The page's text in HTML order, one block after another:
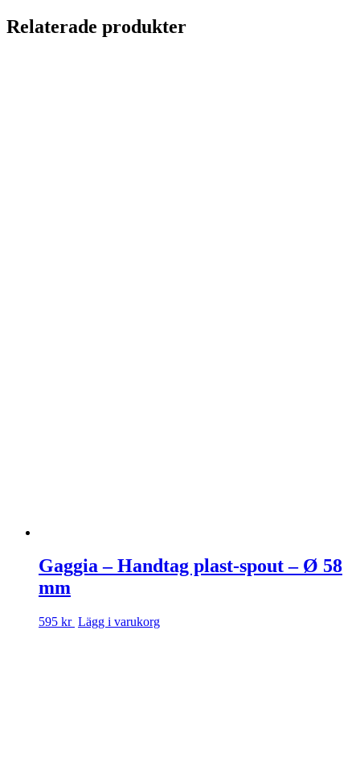
Relaterade produkter
Gaggia – Handtag plast-spout – Ø 58
mm
595 kr Lägg i varukorg